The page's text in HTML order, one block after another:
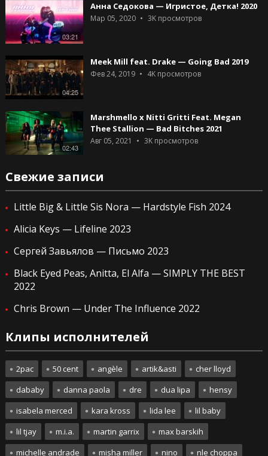
03:21
Анна Седокова — Игристое, Детка! 2020
Мар 05, 2020 3Kпросмотров
04:25
Meek Mill feat. Drake — Going Bad 2019
Фев 24, 2019 4Kпросмотров
02:43
Marshmello x Nitti Gritti Feat. Megan
Thee Stallion — Bad Bitches 2021
Авг 05, 2021 3Kпросмотров
Свежие записи
Little Big & Little Sis Nora — Hardstyle Fish 2024
Alicia Keys — Lifeline 2023
Сергей Завьялов — Письмо 2023
Black Eyed Peas, Anitta, El Alfa — SIMPLY THE BEST
2022
Chris Brown — Under The Influence 2022
Клипы исполнителей
2pac 50 cent angèle artik&asti
cher lloyd
dababy
danna paola dre dua lipa
hensy
isabela merced
kara kross lida lee
lil baby
lil tjay
m.i.a. martin garrix
max barskih
michelle andrade
misha miller nino nle choppa